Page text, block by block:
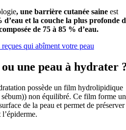
, une barrière cutanée saineest
d’eau et la couche la plus profonde
de 75 à 85 % d’eau.
reçues qui abîment votre peau
une peau à hydrater
possède un film hydrolipidique
sébum)) non équilibré. Ce film forme
de la peau et permet de préserver